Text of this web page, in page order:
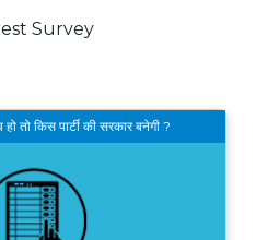
Survey
तो किस पार्टी की सरकार बनेगी ?